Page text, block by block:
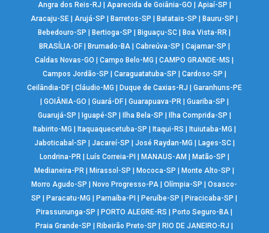
Angra dos Reis-RJ Aparecida de Goiânia-GO Apiaí-SP
Aracaju-SE |Arujá-SP Barretos-SP Batatais-SP Bauru-SP
Bebedouro-SP
Bertioga-SP Biguaçu-SC Boa Vista-RR
BRASÍLIA-DF| Brumado-BA| Cabreúva-SP Cajamar-SP
Caldas Novas-GO
|Campo Belo-MG |CAMPO GRANDE-MS
Campos Jordão-SP
Caraguatatuba-SP Cardoso-SP
Ceilândia-DF| Cláudio-MG Duque de Caxias-RJ
Garanhuns-PE
GOIÂNIA-GO Guará-DF| Guarapuava-PR| Guariba-SP
Guarujá-SP
Iguapé-SP Ilha Bela-SP Ilha Comprida-SP
Itabirito-MG
Itaquaquecetuba-SP Itaqui-RS Ituiutaba-MG
Jaboticabal-SP
Jacareí-SP José Raydan-MG Lages-SC|
Londrina-PR| Luís Correia-PI MANAUS-AM Matão-SP
Medianeira-PR
Mirassol-SP Mococa-SP Monte Alto-SP
Morro Agudo-SP
Novo Progresso-PA |Olímpia-SP |Osasco-
SP
Paracatu-MG Parnaíba-PI Peruíbe-SP Piracicaba-SP
Pirassununga-SP
PORTO ALEGRE-RS Porto Seguro-BA
Praia Grande-SP
Ribeirão Preto-SP RIO DE JANEIRO-RJ